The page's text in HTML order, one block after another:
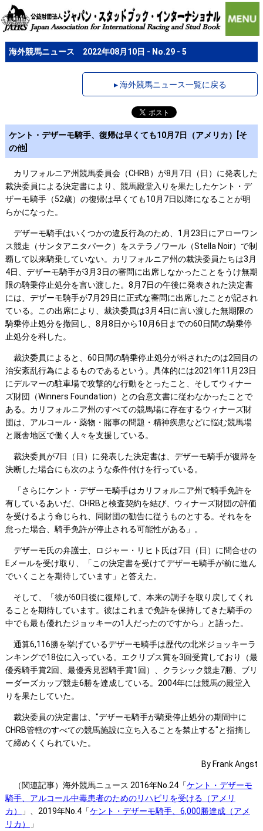
海外競馬ニュース 2022年08月10日 - No.29 - 5
▸ 海外競馬ニュース一覧に戻る
ケント・デザーモ騎手、復帰は早くても10月7日（アメリカ）[そ
の他]
カリフォルニア州競馬委員会（CHRB）が8月7日（日）に発表した
裁決委員による決定書により、競馬殿堂入りを果たしたケント・デ
ザーモ騎手（52歳）の復帰は早くても10月7日以降になることが明
らかになった。
デザーモ騎手はいくつかの違反行為のため、1月23日にアローワン
ス競走（サンタアニタパーク）をステラノワール（Stella Noir）で制
覇して以来騎乗していない。カリフォルニア州の裁決委員たちは3月
4日、デザーモ騎手が3月3日の審問に出席しなかったことをうけ無期
限の騎乗停止処分を言い渡した。8月7日の午後に発表された決定書
には、デザーモ騎手が7月29日に正式な審問に出席したことが記され
ている。この出席により、裁決委員は3月4日に言い渡した無期限の
騎乗停止処分を撤回し、8月8日から10月6日までの60日間の騎乗停
止処分を科した。
裁決委員によると、60日間の騎乗停止処分が科されたのは2回目の
治安紊乱行為によるものであるという。具体的には2021年11月23日
にデルマーの駐車場で攻撃的な行動をとったこと、そしてウィナー
ズ財団（Winners Foundation）との合意文書に従わなかったことで
ある。カリフォルニア州のすべての競馬場に存在するウィナーズ財
団は、アルコール・薬物・賭事の問題・精神疾患などに悩む競馬場
と厩舎地区で働く人々を支援している。
裁決委員が7日（日）に発表した決定書は、デザーモ騎手が復帰を
決断した場合にも次のような条件付けを行っている。
「さらにケント・デザーモ騎手はカリフォルニア州で騎手免許を
有しているあいだ、CHRBと検査契約を結び、ウィナーズ財団の評価
を受けるよう命じられ、同財団の勧告に従うものとする。それをを
怠った場合、騎手免許が停止される可能性がある」。
デザーモ氏の弁護士、ロジャー・リヒト氏は7日（日）に問合せの
Eメールを受け取り、「この決定書を受けてデザーモ騎手が前に進ん
でいくことを期待しています」と答えた。
そして、「彼が60日後に復帰して、本来の調子を取り戻してくれ
ることを期待しています。彼はこれまで免許を保持してきた騎手の
中でも最も優れたジョッキーの1人だったのですから」と語った。
通算6,116勝を挙げているデザーモ騎手は歴代の北米ジョッキーラ
ンキングで18位に入っている。エクリプス賞を3回受賞しており（最
優秀騎手賞2回、最優秀見習騎手賞1回）、クラシック競走7勝、ブリ
ーダーズカップ競走6勝を達成している。2004年には競馬の殿堂入
りを果たしていた。
裁決委員の決定書は、"デザーモ騎手が騎乗停止処分の期間中に
CHRB管轄のすべての競馬施設に立ち入ることを禁止する"と指摘し
て締めくくられていた。
By Frank Angst
（関連記事）海外競馬ニュース 2016年No.24「ケント・デザーモ
騎手、アルコール中毒患者のためのリハビリを受ける（アメリ
カ）
」、2019年No.4「ケント・デザーモ騎手、6,000勝達成（アメ
リカ）
」